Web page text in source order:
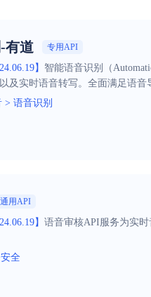
有道 专用API
】 智能语音识别（
及实时语音转写。全面满足语
> 语音识别
通用API
】 语音审核API服务为实
全